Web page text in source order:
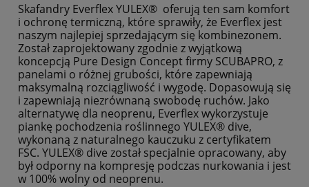
Skafandry Everflex YULEX® oferują ten sam komfort
i ochronę termiczną, które sprawiły, że Everflex jest
naszym najlepiej sprzedającym się kombinezonem.
Został zaprojektowany zgodnie z wyjątkową
koncepcją Pure Design Concept firmy SCUBAPRO, z
panelami o różnej grubości, które zapewniają
maksymalną rozciągliwość i wygodę. Dopasowują się
i zapewniają niezrównaną swobodę ruchów. Jako
alternatywę dla neoprenu, Everflex wykorzystuje
piankę pochodzenia roślinnego YULEX® dive,
wykonaną z naturalnego kauczuku z certyfikatem
FSC. YULEX® dive został specjalnie opracowany, aby
był odporny na kompresję podczas nurkowania i jest
w 100% wolny od neoprenu.